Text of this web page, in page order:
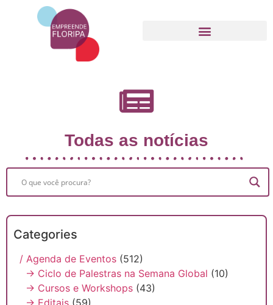
Todas as notícias
Categories
/ Agenda de Eventos (512)
→ Ciclo de Palestras na Semana Global (10)
→ Cursos e Workshops (43)